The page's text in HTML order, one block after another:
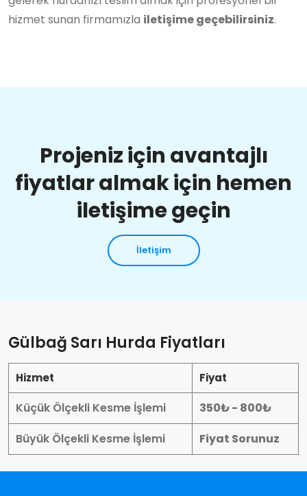
hizmet sunan firmamızla iletişime geçebilirsiniz.
Projeniz için avantajlı
fiyatlar almak için hemen
iletişime geçin
İletişim
Gülbağ Sarı Hurda Fiyatları
Hizmet Fiyat
Küçük Ölçekli Kesme İşlemi
350₺ - 800₺
Büyük Ölçekli Kesme İşlemi
Fiyat Sorunuz